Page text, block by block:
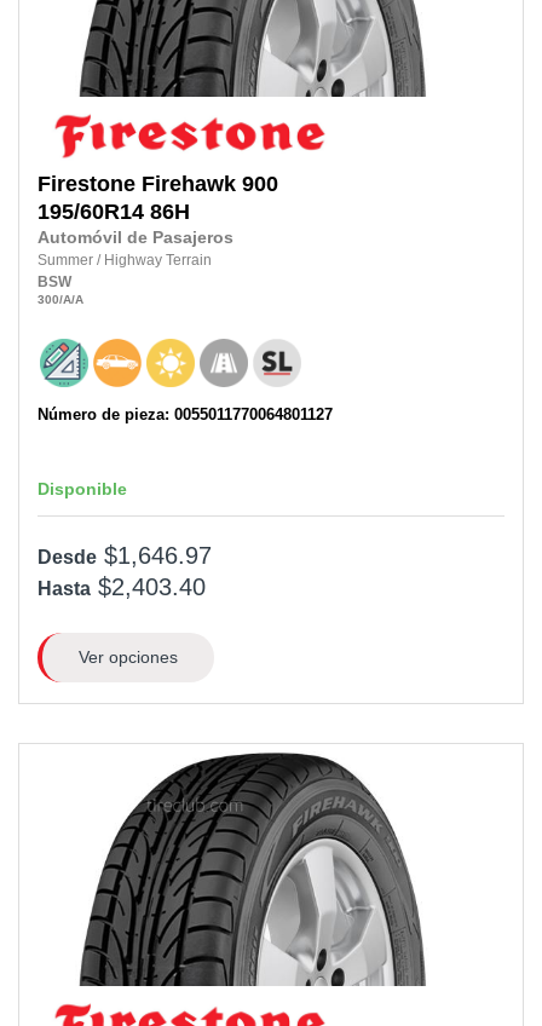
Firestone Firehawk 900
195/60R14 86H
Automóvil de Pasajeros
Summer / Highway Terrain
BSW
300/A/A
Número de pieza: 0055011770064801127
Disponible
Desde $1,646.97
Hasta $2,403.40
Ver opciones